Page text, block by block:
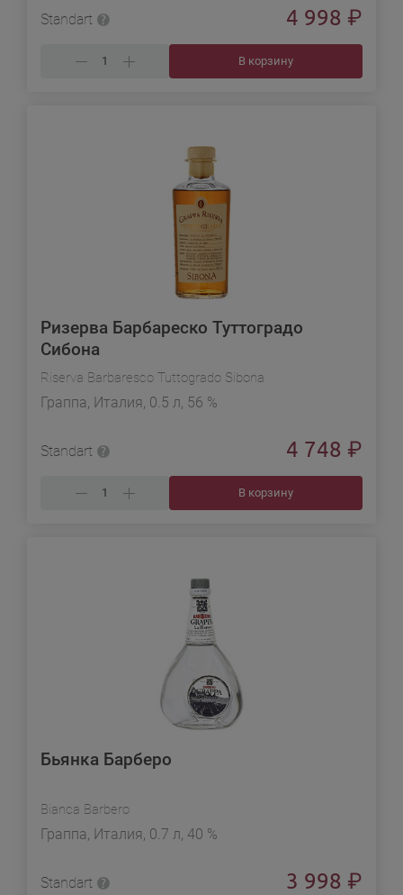
Standart 4 998 ₽
В корзину
Ризерва Барбареско Туттоградо
Сибона
Riserva Barbaresco Tuttogrado Sibona
Граппа, Италия, 0.5 л, 56 %
Standart 4 748 ₽
В корзину
Бьянка Барберо
Bianca Barbero
Граппа, Италия, 0.7 л, 40 %
Standart 3 998 ₽